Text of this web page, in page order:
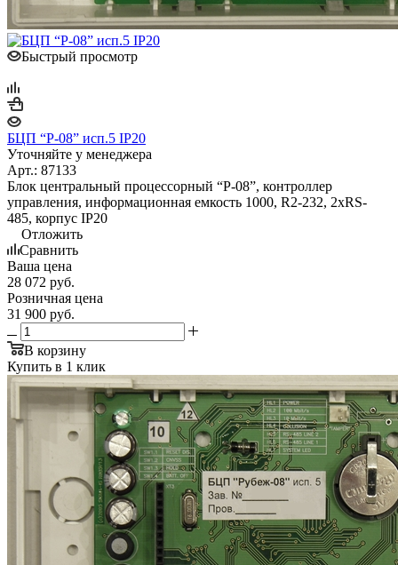
Быстрый просмотр
БЦП “Р-08” исп.5 IP20
Уточняйте у менеджера
Арт.: 87133
Блок центральный процессорный “Р-08”, контроллер
управления, информационная емкость 1000, R2-232, 2xRS-
485, корпус IP20
Отложить
Сравнить
Ваша цена
28 072 руб.
Розничная цена
31 900 руб.
В корзину
Купить в 1 клик